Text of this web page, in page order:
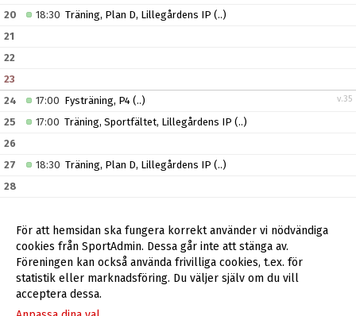
20
18:30 Träning, Plan D, Lillegårdens IP (..)
21
22
23
v.35
24 17:00 Fysträning, P4 (..)
25
17:00 Träning, Sportfältet, Lillegårdens IP (..)
26
27
18:30 Träning, Plan D, Lillegårdens IP (..)
28
17:00Fysträning, P4 (..)
För att hemsidan ska fungera korrekt använder vi nödvändiga
cookies från SportAdmin. Dessa går inte att stänga av.
Föreningen kan också använda frivilliga cookies, t.ex. för
statistik eller marknadsföring. Du väljer själv om du vill
acceptera dessa.